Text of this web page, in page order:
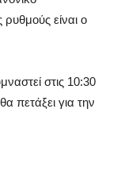
είναι ο
στις 10:30
πετάξει για την